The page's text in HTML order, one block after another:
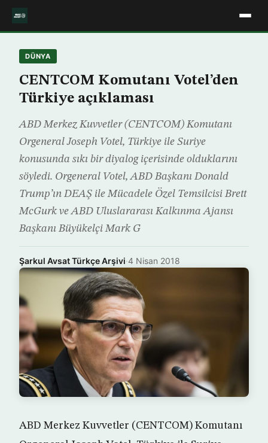
DÜNYA
CENTCOM Komutanı Votel’den
Türkiye açıklaması
ABD Merkez Kuvvetler (CENTCOM) Komutanı
Orgeneral Joseph Votel, Türkiye ile Suriye
konusunda sıkı bir diyalog içerisinde olduklarını
söyledi. Orgeneral Votel, ABD Başkanı Donald
Trump’ın DEAŞ ile Mücadele Özel Temsilcisi Brett
McGurk ve ABD Uluslararası Kalkınma Ajansı
Başkanı Büyükelçi Mark G
Şarkul Avsat Türkçe Arşivi·4 Nisan 2018
ABD Merkez Kuvvetler (CENTCOM) Komutanı